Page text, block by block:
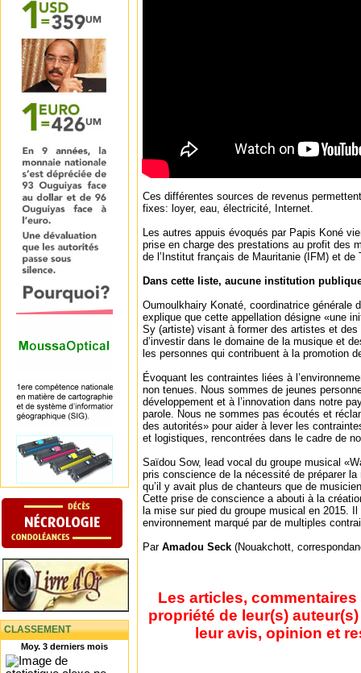
CLASSEMENT
Moy. 3 derniers mois
Ces différentes sources de revenus
fixes: loyer, eau, électricité, Internet.
Les autres appuis évoqués par Papis Koné
prise en charge des prestations au profit des
de l’Institut français de Mauritanie (IFM) et de
Dans cette liste, aucune institution
Oumoulkhairy Konaté, coordinatrice générale
explique que cette appellation désigne «une
Sy (artiste) visant à former des artistes et des
d’investir dans le domaine de la musique et
les personnes qui contribuent à la promotion
Évoquant les contraintes liées à
non tenues. Nous sommes de jeunes
développement et à l’innovation dans notre
parole. Nous ne sommes pas écoutés et
des autorités» pour aider à lever les
et logistiques, rencontrées dans le cadre de
Saïdou Sow, lead vocal du groupe musical
pris conscience de la nécessité de préparer
qu’il y avait plus de chanteurs que de
Cette prise de conscience a abouti à la
la mise sur pied du groupe musical en 2015.
environnement marqué par de multiples
Par Amadou Seck (Nouakchott,
Les articles,
propriété de leur(s)
leur avis, opinion et